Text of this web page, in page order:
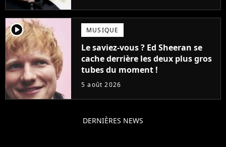
player2 MUSIQUE
Le saviez-vous ? Ed Sheeran se
cache derrière les deux plus gros
tubes du moment !
5 août 2026
DERNIÈRES NEWS